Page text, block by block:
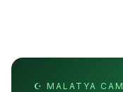
☪ MALATYA